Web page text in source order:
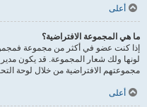
أعلى
ما هي المجموعة الافتراضية؟
إذا كنت عضو في أكثر من مجموعة
لونها ولك شعار المجموعة. قد يكون مدير
مجموعتهم الافتراضية من خلال لوحة
أعلى